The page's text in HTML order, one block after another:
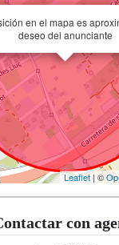
en el mapa es
deseo del anunciante
Leaflet| ©
con